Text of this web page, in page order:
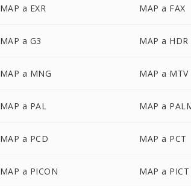
MAP a EXR MAP a FAX
MAP a G3 MAP a HDR
MAP a MNG MAP a MTV
MAP a PAL MAP a
MAP a PCD MAP a PCT
MAP a PICON MAP a PICT